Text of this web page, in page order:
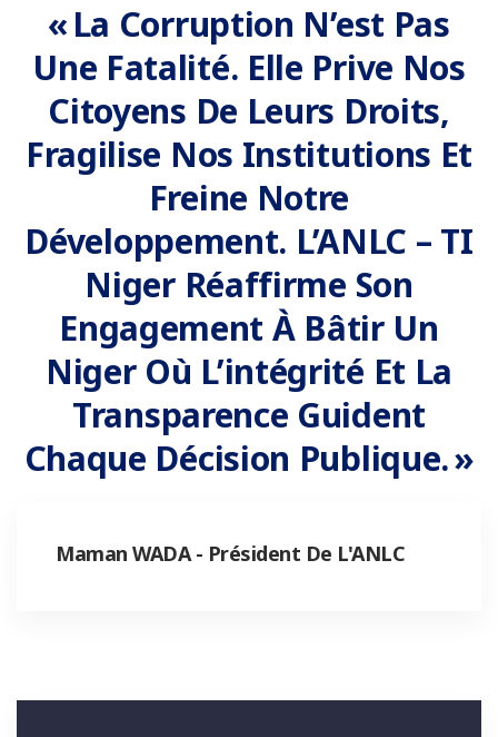
« La Corruption N’est Pas
Une Fatalité. Elle Prive Nos
Citoyens De Leurs Droits,
Fragilise Nos Institutions Et
Freine Notre
Développement. L’ANLC – TI
Niger Réaffirme Son
Engagement À Bâtir Un
Niger Où L’intégrité Et La
Transparence Guident
Chaque Décision Publique. »
Maman WADA - Président De L'ANLC